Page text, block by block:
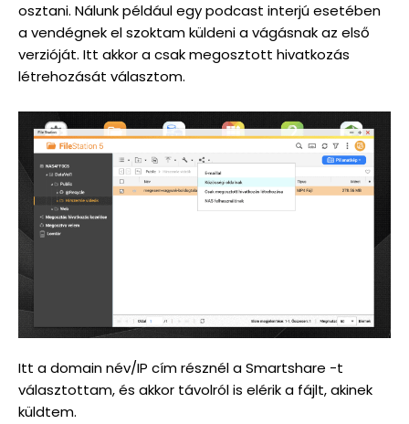
osztani. Nálunk például egy podcast interjú esetében
a vendégnek el szoktam küldeni a vágásnak az első
verzióját. Itt akkor a csak megosztott hivatkozás
létrehozását választom.
Itt a domain név/IP cím résznél a Smartshare -t
választottam, és akkor távolról is elérik a fájlt, akinek
küldtem.